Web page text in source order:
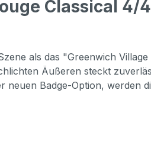
Classical 4/
als das "Greenwich
Äußeren steckt
Badge-Option, werden